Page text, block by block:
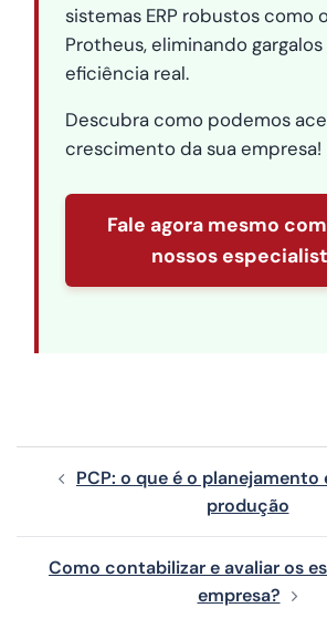
sistemas ERP robustos como
Protheus, eliminando
eficiência real.
Descubra como podemos
crescimento da sua empresa!
Fale agora mesmo
nossos
PCP: o que é o
produção
Como contabilizar e avaliar os
empresa?